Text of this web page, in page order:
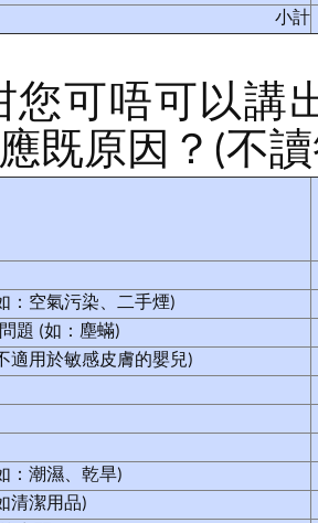
小計
您可唔可以講
既原因？(不
：空氣污染、二手煙)
題 (如：塵蟎)
適用於敏感皮膚的嬰兒)
：潮濕、乾旱)
清潔用品)